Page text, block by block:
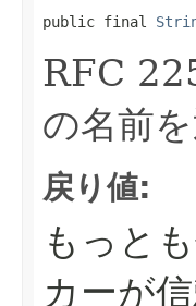
public final
RFC
の名前を
戻り値:
もっと
カーが